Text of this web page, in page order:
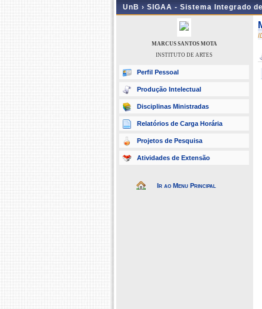
UnB › SIGAA - Sistema Integrado
MARCUS SANTOS MOTA
INSTITUTO DE ARTES
Perfil Pessoal
Produção Intelectual
Disciplinas Ministradas
Relatórios de Carga Horária
Projetos de Pesquisa
Atividades de Extensão
Ir ao Menu Principal